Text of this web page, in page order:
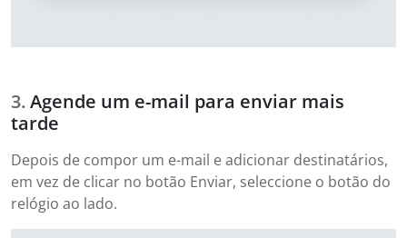
Agende um e-mail para enviar mais
tarde
Depois de compor um e-mail e adicionar destinatários,
em vez de clicar no botão Enviar, seleccione o botão do
relógio ao lado.